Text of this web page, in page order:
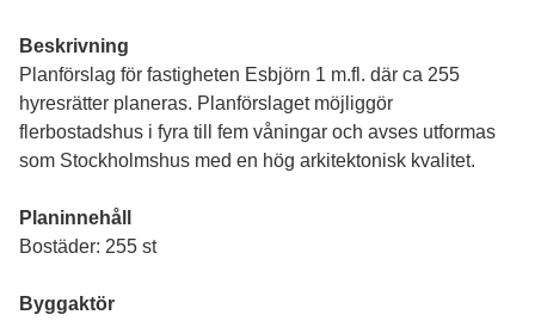
Beskrivning
Planförslag för fastigheten Esbjörn 1 m.fl. där ca 255
hyresrätter planeras. Planförslaget möjliggör
flerbostadshus i fyra till fem våningar och avses utformas
som Stockholmshus med en hög arkitektonisk kvalitet.
Planinnehåll
Bostäder: 255 st
Byggaktör